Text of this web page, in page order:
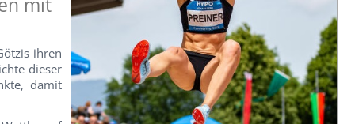
mit
ihren
dieser
damit